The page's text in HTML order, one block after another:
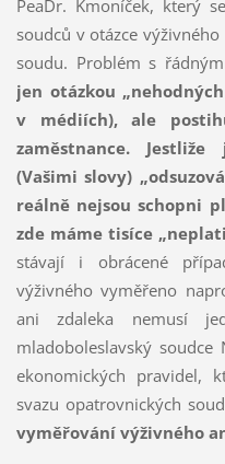
PeaDr. Kmoníček, který
soudců v otázce
soudu. Problém s
jen otázkou
v médiích), ale
zaměstnance.
Jestliže
(Vašimi slovy)
reálně nejsou schopni
zde máme tisíce
stávají i obrácené
výživného vyměřeno
ani zdaleka nemusí
mladoboleslavský
ekonomických pravidel,
svazu opatrovnických
vyměřování výživného